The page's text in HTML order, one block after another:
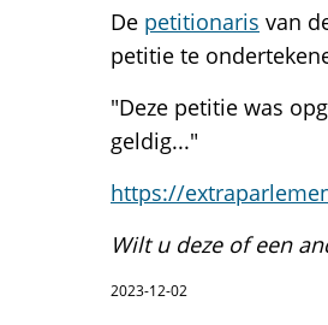
De petitionaris van
petitie te
"Deze petitie was
geldig..."
https://
Wilt u deze of een
2023-12-02